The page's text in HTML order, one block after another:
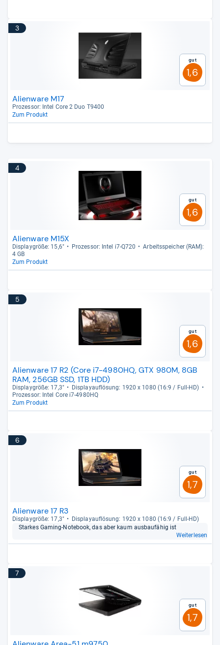
3
Gut
1,6
Alienware M17
Pro­zes­sor: Intel Core 2 Duo T9400
Zum Produkt
4
Gut
1,6
Alienware M15X
Dis­play­größe: 15,6" Pro­zes­sor: Intel i7-​Q720
Arbeitsspei­cher (RAM):
4 GB
Zum Produkt
5
Gut
1,6
Alienware 17 R2 (Core i7-4980HQ, GTX 980M, 8GB
RAM, 256GB SSD, 1TB HDD)
Dis­play­größe: 17,3"
Dis­pla­yauf­lö­sung: 1920 x 1080 (16:9 / Full-​HD)
Pro­zes­sor: Intel Core i7-​4980HQ
Zum Produkt
6
Gut
1,7
Alienware 17 R3
Dis­play­größe: 17,3"
Dis­pla­yauf­lö­sung: 1920 x 1080 (16:9 / Full-​HD)
Star­kes Gaming-​Note­book, das aber kaum aus­bau­fä­hig ist
Weiterlesen
7
Gut
1,7